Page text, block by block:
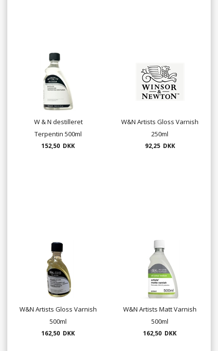
W & N destilleret
Terpentin 500ml
152,50 DKK
W&N Artists Gloss Varnish
250ml
92,25 DKK
W&N Artists Gloss Varnish
500ml
162,50 DKK
W&N Artists Matt Varnish
500ml
162,50 DKK